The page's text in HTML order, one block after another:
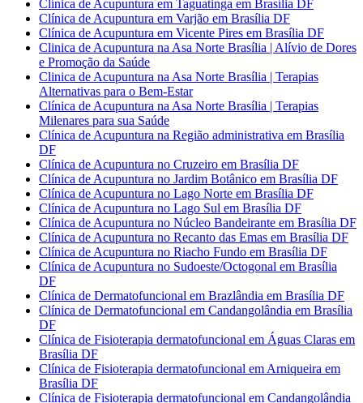
Clínica de Acupuntura em Taguatinga em Brasília DF
Clínica de Acupuntura em Varjão em Brasília DF
Clínica de Acupuntura em Vicente Pires em Brasília DF
Clinica de Acupuntura na Asa Norte Brasília | Alívio de Dores
e Promoção da Saúde
Clinica de Acupuntura na Asa Norte Brasília | Terapias
Alternativas para o Bem-Estar
Clínica de Acupuntura na Asa Norte Brasília | Terapias
Milenares para sua Saúde
Clínica de Acupuntura na Região administrativa em Brasília
DF
Clínica de Acupuntura no Cruzeiro em Brasília DF
Clínica de Acupuntura no Jardim Botânico em Brasília DF
Clínica de Acupuntura no Lago Norte em Brasília DF
Clínica de Acupuntura no Lago Sul em Brasília DF
Clínica de Acupuntura no Núcleo Bandeirante em Brasília DF
Clínica de Acupuntura no Recanto das Emas em Brasília DF
Clínica de Acupuntura no Riacho Fundo em Brasília DF
Clínica de Acupuntura no Sudoeste/Octogonal em Brasília
DF
Clínica de Dermatofuncional em Brazlândia em Brasília DF
Clínica de Dermatofuncional em Candangolândia em Brasília
DF
Clínica de Fisioterapia dermatofuncional em Águas Claras em
Brasília DF
Clínica de Fisioterapia dermatofuncional em Arniqueira em
Brasília DF
Clínica de Fisioterapia dermatofuncional em Candangolândia